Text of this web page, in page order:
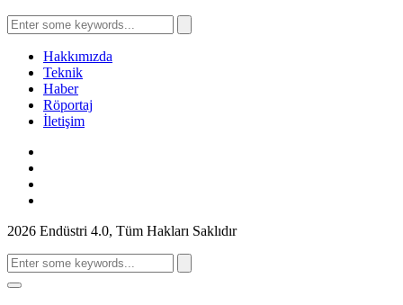
Search
for:
Hakkımızda
Teknik
Haber
Röportaj
İletişim
2026 Endüstri 4.0, Tüm Hakları Saklıdır
Search
for: